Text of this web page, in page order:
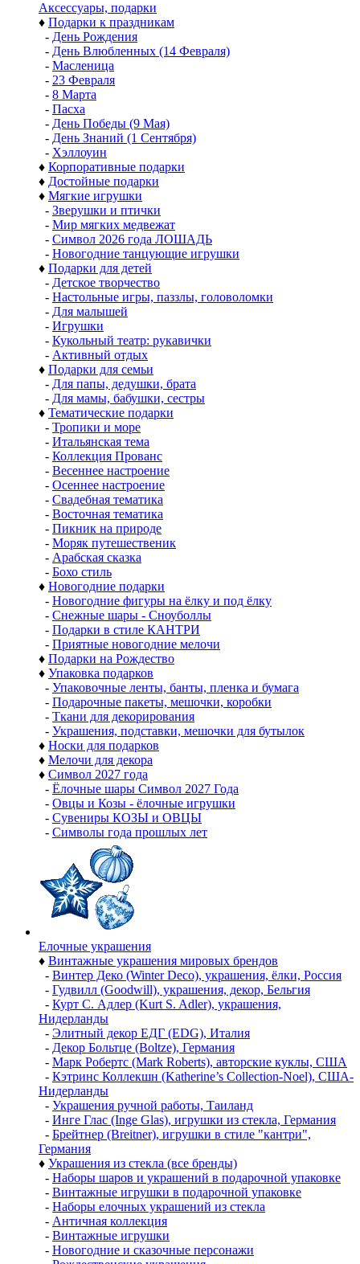
Аксессуары, подарки
♦ Подарки к праздникам
- День Рождения
- День Влюбленных (14 Февраля)
- Масленица
- 23 Февраля
- 8 Марта
- Пасха
- День Победы (9 Мая)
- День Знаний (1 Сентября)
- Хэллоуин
♦ Корпоративные подарки
♦ Достойные подарки
♦ Мягкие игрушки
- Зверушки и птички
- Мир мягких медвежат
- Символ 2026 года ЛОШАДЬ
- Новогодние танцующие игрушки
♦ Подарки для детей
- Детское творчество
- Настольные игры, паззлы, головоломки
- Для малышей
- Игрушки
- Кукольный театр: рукавички
- Активный отдых
♦ Подарки для семьи
- Для папы, дедушки, брата
- Для мамы, бабушки, сестры
♦ Тематические подарки
- Тропики и море
- Итальянская тема
- Коллекция Прованс
- Весеннее настроение
- Осеннее настроение
- Свадебная тематика
- Восточная тематика
- Пикник на природе
- Моряк путешественик
- Арабская сказка
- Бохо стиль
♦ Новогодние подарки
- Новогодние фигуры на ёлку и под ёлку
- Снежные шары - Сноуболлы
- Подарки в стиле КАНТРИ
- Приятные новогодние мелочи
♦ Подарки на Рождество
♦ Упаковка подарков
- Упаковочные ленты, банты, пленка и бумага
- Подарочные пакеты, мешочки, коробки
- Ткани для декорирования
- Украшения, подставки, мешочки для бутылок
♦ Носки для подарков
♦ Мелочи для декора
♦ Символ 2027 года
- Ёлочные шары Символ 2027 Года
- Овцы и Козы - ёлочные игрушки
- Сувениры КОЗЫ и ОВЦЫ
- Символы года прошлых лет
Елочные украшения
♦ Винтажные украшения мировых брендов
- Винтер Деко (Winter Deco), украшения, ёлки, Россия
- Гудвилл (Goodwill), украшения, декор, Бельгия
- Курт С. Адлер (Kurt S. Adler), украшения,
Нидерланды
- Элитный декор ЕДГ (EDG), Италия
- Декор Больтце (Boltze), Германия
- Марк Робертс (Mark Roberts), авторские куклы, США
- Кэтринс Коллекшн (Katherine’s Collection-Noel), США-
Нидерланды
- Украшения ручной работы, Таиланд
- Инге Глас (Inge Glas), игрушки из стекла, Германия
- Брейтнер (Breitner), игрушки в стиле "кантри",
Германия
♦ Украшения из стекла (все бренды)
- Наборы шаров и украшений в подарочной упаковке
- Винтажные игрушки в подарочной упаковке
- Наборы елочных украшений из стекла
- Античная коллекция
- Винтажные игрушки
- Новогодние и сказочные персонажи